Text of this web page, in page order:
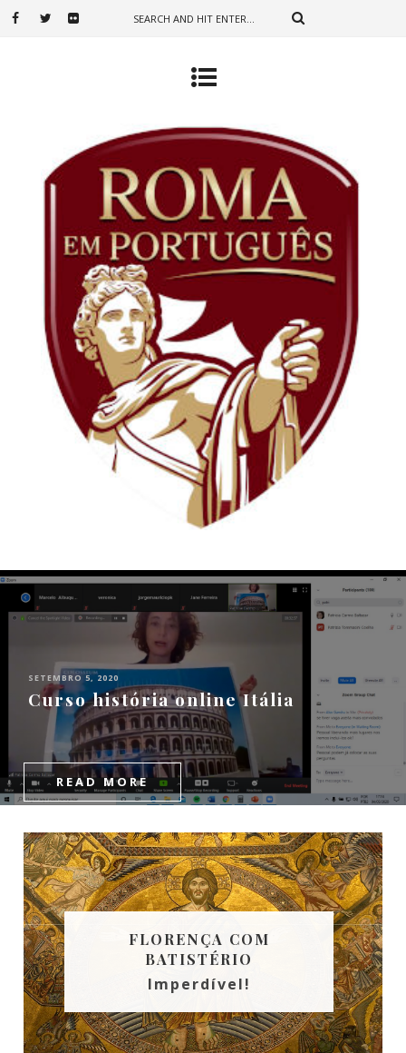
Curso história online Itália
SETEMBRO 5, 2020
READ MORE
FLORENÇA COM
BATISTÉRIO
Imperdível!